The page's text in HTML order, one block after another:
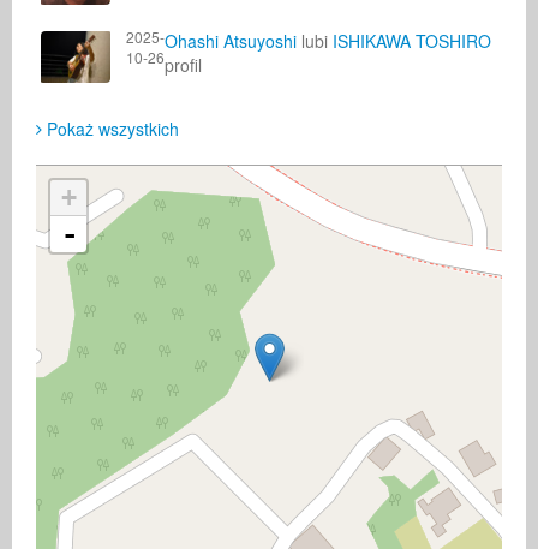
2025-
10-26
Ohashi Atsuyoshi lubi ISHIKAWA TOSHIRO
profil
Pokaż wszystkich
+
-